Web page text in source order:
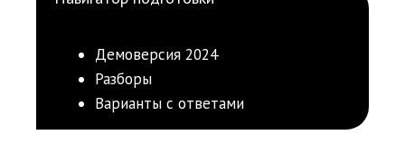
Демоверсия 2024
Разборы
Варианты с ответами